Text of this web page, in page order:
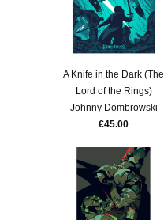
A Knife in the Dark (The
Lord of the Rings)
Johnny Dombrowski
€45.00